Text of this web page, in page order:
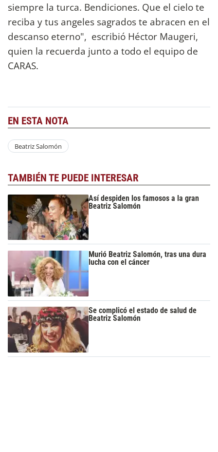
siempre la turca. Bendiciones. Que el cielo te
reciba y tus angeles sagrados te abracen en el
descanso eterno", escribió Héctor Maugeri,
quien la recuerda junto a todo el equipo de
CARAS.
EN ESTA NOTA
Beatriz Salomón
TAMBIÉN TE PUEDE INTERESAR
Así despiden los famosos a la gran
Beatriz Salomón
Murió Beatriz Salomón, tras una dura
lucha con el cáncer
Se complicó el estado de salud de
Beatriz Salomón